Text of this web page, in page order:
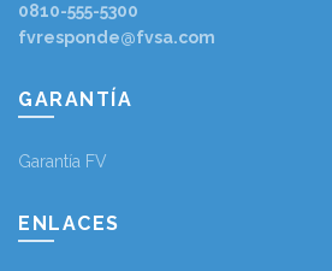
0810-555-5300
fvresponde@fvsa.com
GARANTÍA
Garantía FV
ENLACES